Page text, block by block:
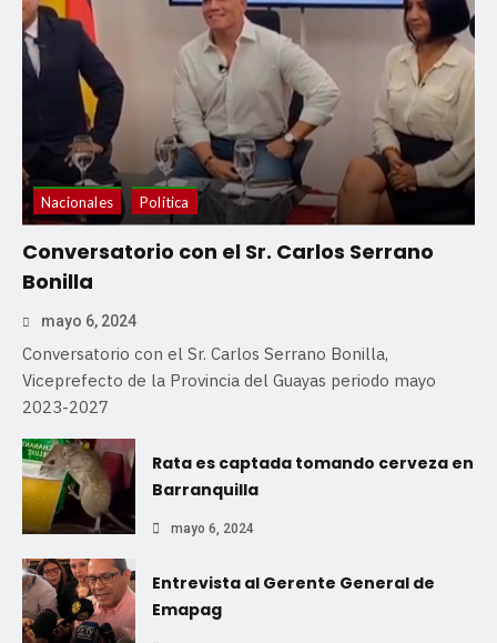
Nacionales Política
Conversatorio con el Sr. Carlos Serrano
Bonilla
mayo 6, 2024
Conversatorio con el Sr. Carlos Serrano Bonilla,
Viceprefecto de la Provincia del Guayas periodo mayo
2023-2027
Rata es captada tomando cerveza en
Barranquilla
mayo 6, 2024
Entrevista al Gerente General de
Emapag